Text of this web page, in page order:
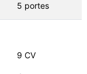
5 portes
9 CV